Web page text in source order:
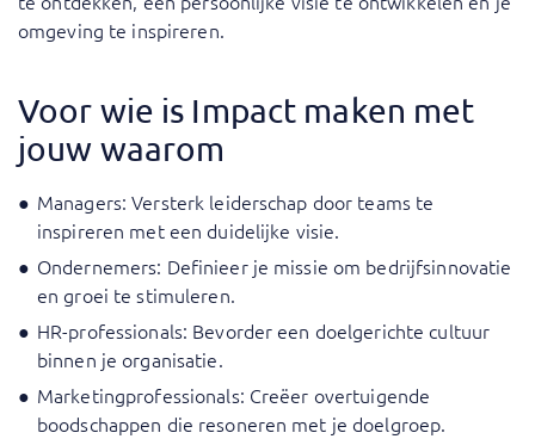
omgeving te inspireren.
Voor wie is Impact maken met
jouw waarom
Managers: Versterk leiderschap door teams te
inspireren met een duidelijke visie.
Ondernemers: Definieer je missie om bedrijfsinnovatie
en groei te stimuleren.
HR-professionals: Bevorder een doelgerichte cultuur
binnen je organisatie.
Marketingprofessionals: Creëer overtuigende
boodschappen die resoneren met je doelgroep.